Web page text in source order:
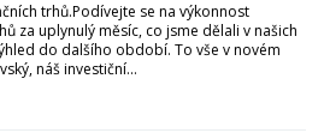
trhů.Podívejte se na výkonnost
za uplynulý měsíc, co jsme dělali v našich
do dalšího období. To vše v novém
náš investiční...